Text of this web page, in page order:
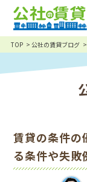
TOP 公社の賃貸ブログ
賃貸の条件の
る条件や失敗